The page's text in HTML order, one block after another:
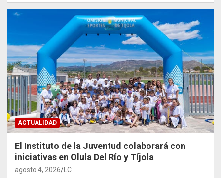
ACTUALIDAD
El Instituto de la Juventud colaborará con
iniciativas en Olula Del Río y Tíjola
agosto 4, 2026 LC